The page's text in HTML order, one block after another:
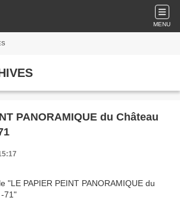
MENU
PANORAMIQUE du Château